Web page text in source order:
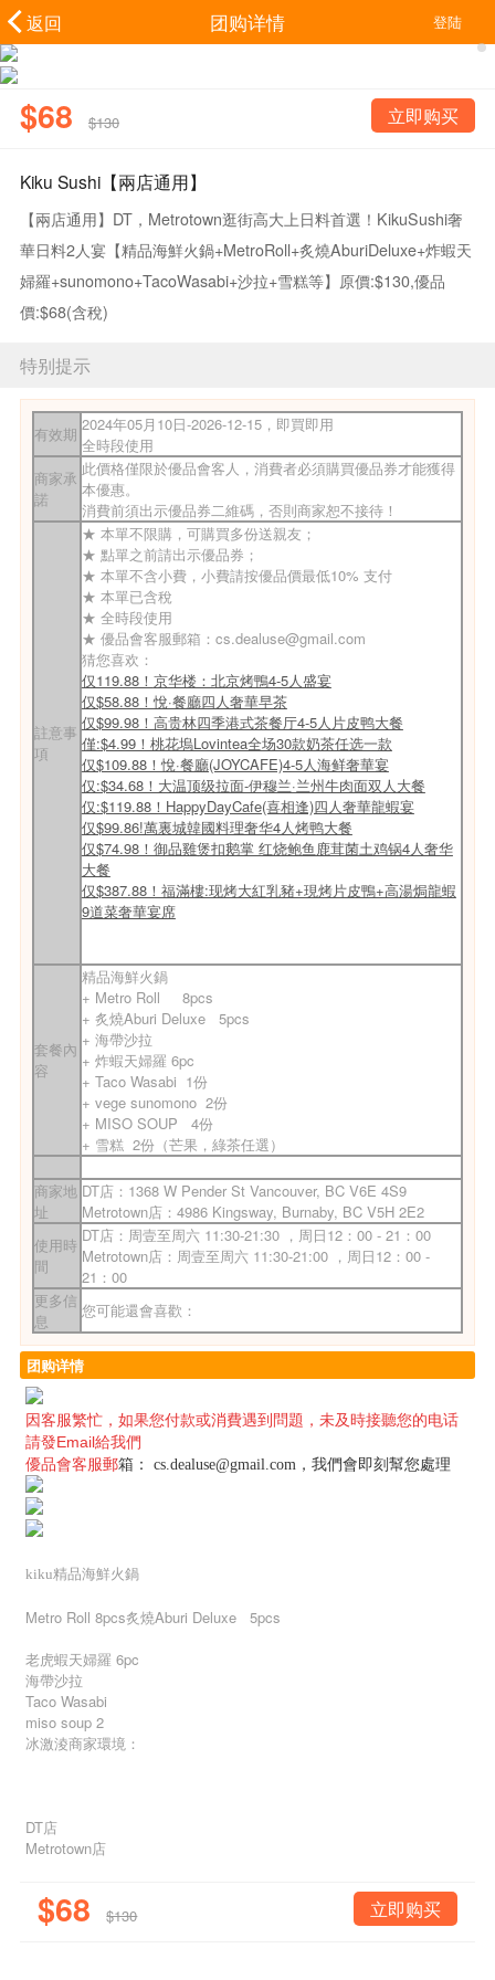
返回 团购详情 登陆
$68 $130 立即购买
Kiku Sushi【兩店通用】
【兩店通用】DT，Metrotown逛街高大上日料首選！KikuSushi奢
華日料2人宴【精品海鮮火鍋+MetroRoll+炙燒AburiDeluxe+炸蝦天
婦羅+sunomono+TacoWasabi+沙拉+雪糕等】原價:$130,優品
價:$68(含稅)
特别提示
有效期 2024年05月10日-2026-12-15，即買即用
全時段使用
商家承
諾
此價格僅限於優品會客人，消費者必須購買優品券才能獲得
本優惠。
消費前須出示優品券二維碼，否則商家恕不接待！
註意事
項
★ 本單不限購，可購買多份送親友；
★ 點單之前請出示優品券；
★ 本單不含小費，小費請按優品價最低10% 支付
★ 本單已含稅
★ 全時段使用
★ 優品會客服郵箱： cs.dealuse@gmail.com
猜您喜欢：
仅119.88！ 京华楼：北京烤鴨4-5人盛宴
仅$58.88！悅·餐廳四人奢華早茶
仅$99.98！高贵林四季港式茶餐厅4-5人片皮鸭大餐
僅:$4.99！桃花塢Lovintea全场30款奶茶任选一款
仅$109.88！悅·餐廳(JOYCAFE)4-5人海鲜奢華宴
仅:$34.68！大温顶级拉面-伊穆兰·兰州牛肉面双人大餐
仅:$119.88！HappyDayCafe(喜相逢)四人奢華龍蝦宴
仅$99.86!萬裏城韓國料理奢华4人烤鸭大餐
仅$74.98！御品雞煲扣鹅掌 红烧鲍鱼鹿茸菌土鸡锅4人奢华
大餐
仅$387.88！福滿樓:现烤大紅乳豬+現烤片皮鴨+高湯焗龍蝦
9道菜奢華宴席
套餐內
容
精品海鮮火鍋
+ Metro Roll 8pcs
+ 炙燒Aburi Deluxe 5pcs
+ 海帶沙拉
+ 炸蝦天婦羅 6pc
+ Taco Wasabi 1份
+ vege sunomono 2份
+ MISO SOUP 4份
+ 雪糕 2份（芒果，綠茶任選）
商家地
址
DT店：1368 W Pender St Vancouver, BC V6E 4S9
Metrotown店：4986 Kingsway, Burnaby, BC V5H 2E2
使用時
間
DT店：周壹至周六 11:30-21:30 ，周日12：00 - 21：00
Metrotown店：周壹至周六 11:30-21:00 ，周日12：00 -
21：00
更多信
息
您可能還會喜歡：
团购详情
因客服繁忙， 如果您付款或消費遇到問題，未及時接聽您的电话
請發Email給我們
優品會客服郵箱： cs.dealuse@gmail.com，我們會即刻幫您處理
kiku精品海鮮火鍋
Metro Roll 8pcs炙燒Aburi Deluxe 5pcs
老虎蝦天婦羅 6pc
海帶沙拉
Taco Wasabi
miso soup 2
冰激淩商家環境：
DT店
Metrotown店
$68 $130 立即购买